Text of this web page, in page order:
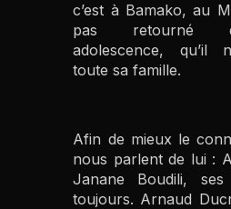
c’est à Bamako, au
pas retourné
adolescence, qu’il
toute sa famille.
Afin de mieux le
nous parlent de lui :
Janane Boudili,
toujours. Arnaud